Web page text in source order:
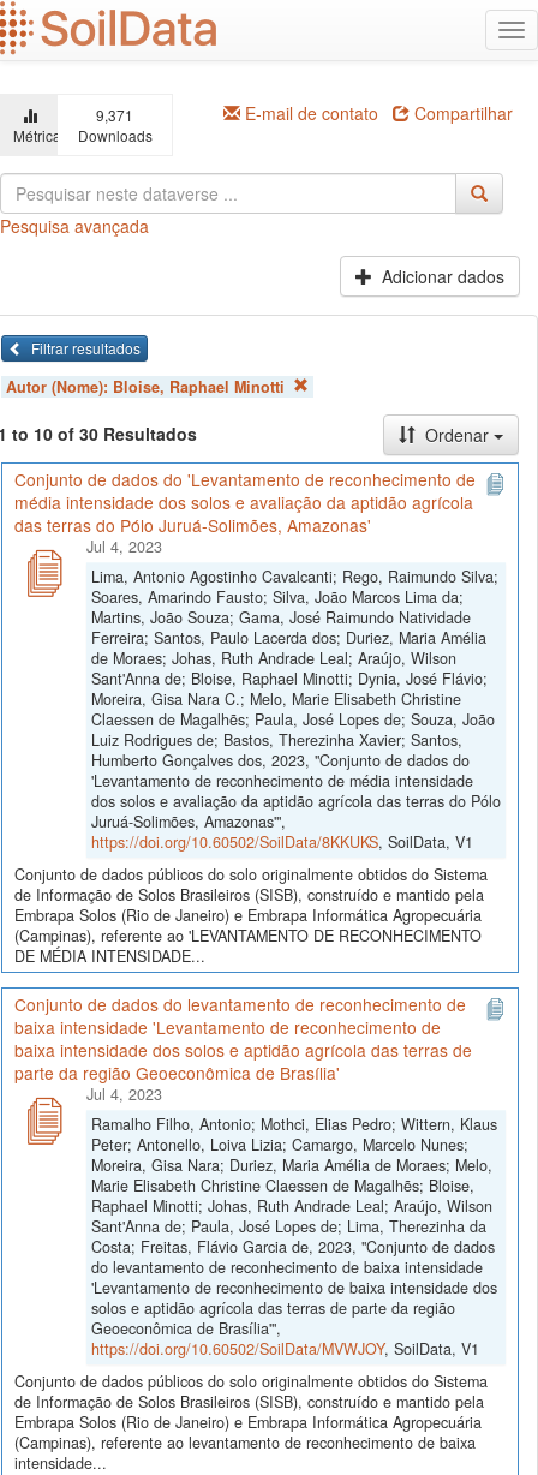
Ir
para
o
principal
Métricas
9,371
Downloads
E-mail de contato Compartilhar
Pesquisa avançada
Adicionar dados
Filtrar resultados
Autor (Nome): Bloise, Raphael Minotti
to 10 of 30 Resultados
Ordenar
Conjunto de dados do 'Levantamento de reconhecimento de
média intensidade dos solos e avaliação da aptidão agrícola
das terras do Pólo Juruá-Solimões, Amazonas'
Jul 4, 2023
Lima, Antonio Agostinho Cavalcanti; Rego, Raimundo Silva;
Soares, Amarindo Fausto; Silva, João Marcos Lima da;
Martins, João Souza; Gama, José Raimundo Natividade
Ferreira; Santos, Paulo Lacerda dos; Duriez, Maria Amélia
de Moraes; Johas, Ruth Andrade Leal; Araújo, Wilson
Sant'Anna de; Bloise, Raphael Minotti; Dynia, José Flávio;
Moreira, Gisa Nara C.; Melo, Marie Elisabeth Christine
Claessen de Magalhẽs; Paula, José Lopes de; Souza, João
Luiz Rodrigues de; Bastos, Therezinha Xavier; Santos,
Humberto Gonçalves dos, 2023, "Conjunto de dados do
'Levantamento de reconhecimento de média intensidade
dos solos e avaliação da aptidão agrícola das terras do Pólo
Juruá-Solimões, Amazonas'",
https://doi.org/10.60502/SoilData/8KKUKS, SoilData, V1
Conjunto de dados públicos do solo originalmente obtidos do Sistema
de Informação de Solos Brasileiros (SISB), construído e mantido pela
Embrapa Solos (Rio de Janeiro) e Embrapa Informática Agropecuária
(Campinas), referente ao 'LEVANTAMENTO DE RECONHECIMENTO
DE MÉDIA INTENSIDADE...
Conjunto de dados do levantamento de reconhecimento de
baixa intensidade 'Levantamento de reconhecimento de
baixa intensidade dos solos e aptidão agrícola das terras de
parte da região Geoeconômica de Brasília'
Jul 4, 2023
Ramalho Filho, Antonio; Mothci, Elias Pedro; Wittern, Klaus
Peter; Antonello, Loiva Lizia; Camargo, Marcelo Nunes;
Moreira, Gisa Nara; Duriez, Maria Amélia de Moraes; Melo,
Marie Elisabeth Christine Claessen de Magalhẽs; Bloise,
Raphael Minotti; Johas, Ruth Andrade Leal; Araújo, Wilson
Sant'Anna de; Paula, José Lopes de; Lima, Therezinha da
Costa; Freitas, Flávio Garcia de, 2023, "Conjunto de dados
do levantamento de reconhecimento de baixa intensidade
'Levantamento de reconhecimento de baixa intensidade dos
solos e aptidão agrícola das terras de parte da região
Geoeconômica de Brasília'",
https://doi.org/10.60502/SoilData/MVWJOY, SoilData, V1
Conjunto de dados públicos do solo originalmente obtidos do Sistema
de Informação de Solos Brasileiros (SISB), construído e mantido pela
Embrapa Solos (Rio de Janeiro) e Embrapa Informática Agropecuária
(Campinas), referente ao levantamento de reconhecimento de baixa
intensidade...